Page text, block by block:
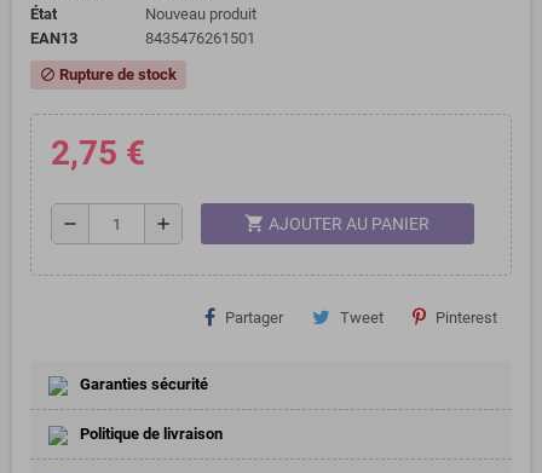
État
Nouveau produit
EAN13
8435476261501
block Rupture de stock
2,75 €
remove add shopping_cart AJOUTER AU PANIER
Partager Tweet Pinterest
Garanties sécurité
Politique de livraison